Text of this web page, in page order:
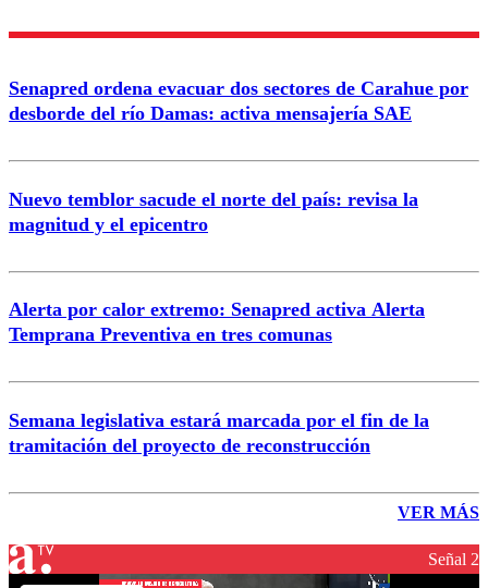
Senapred ordena evacuar dos sectores de Carahue por
desborde del río Damas: activa mensajería SAE
Nuevo temblor sacude el norte del país: revisa la
magnitud y el epicentro
Alerta por calor extremo: Senapred activa Alerta
Temprana Preventiva en tres comunas
Semana legislativa estará marcada por el fin de la
tramitación del proyecto de reconstrucción
VER MÁS
Señal 2